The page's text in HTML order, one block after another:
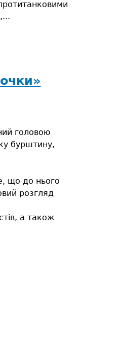
головою
бурштину,
що до нього
розгляд
а також